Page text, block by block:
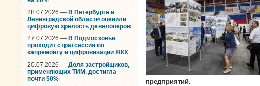
28.07.2026 — В Петербурге и
Ленинградской области оценили
цифровую зрелость девелоперов
27.07.2026 — В Подмосковье
проходит стратсессия по
капремонту и цифровизации ЖКХ
20.07.2026 — Доля застройщиков,
применяющих ТИМ, достигла
почти 50%
предприятий.